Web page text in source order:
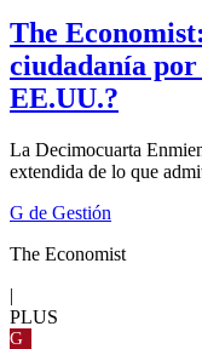
The
ciudadanía por
EE.UU.?
La Decimocuarta
extendida de lo que
G de Gestión
The Economist
|
PLUS
G